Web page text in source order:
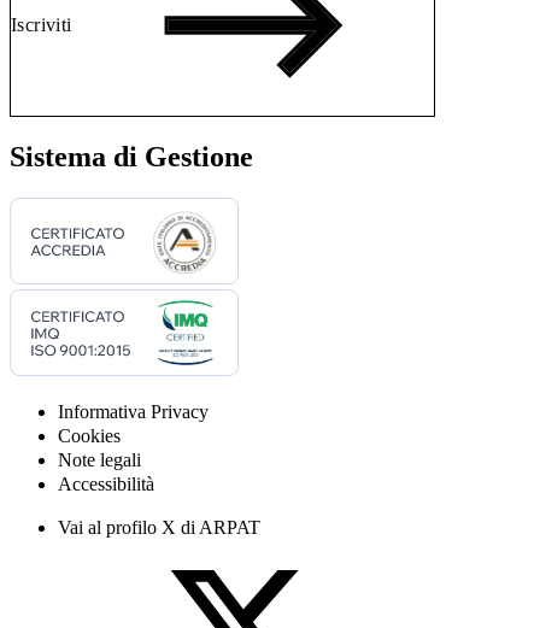
Iscriviti
Sistema di Gestione
Informativa Privacy
Cookies
Note legali
Accessibilità
Vai al profilo X di ARPAT